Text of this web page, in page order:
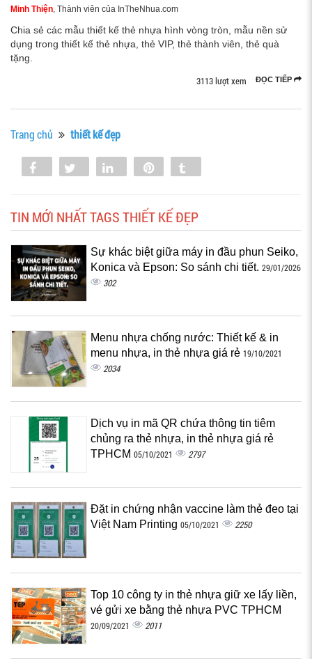
Minh Thiện, Thành viên của InTheNhua.com
Chia sẻ các mẫu thiết kế thẻ nhựa hình vòng tròn, mẫu nền sử
dụng trong thiết kế thẻ nhựa, thẻ VIP, thẻ thành viên, thẻ quà
tặng.
ĐỌC TIẾP
3113 lượt xem
Trang chủ thiết kế đẹp
Share Tweet Share
TIN MỚI NHẤT TAGS THIẾT KẾ ĐẸP
Sự khác biệt giữa máy in đầu phun Seiko,
Konica và Epson: So sánh chi tiết. 29/01/2026
302
Menu nhựa chống nước: Thiết kế & in
menu nhựa, in thẻ nhựa giá rẻ 19/10/2021
2034
Dịch vụ in mã QR chứa thông tin tiêm
chủng ra thẻ nhựa, in thẻ nhựa giá rẻ
TPHCM 05/10/2021 2797
Đặt in chứng nhận vaccine làm thẻ đeo tại
Việt Nam Printing 05/10/2021 2250
Top 10 công ty in thẻ nhựa giữ xe lấy liền,
vé gửi xe bằng thẻ nhựa PVC TPHCM
20/09/2021 2011